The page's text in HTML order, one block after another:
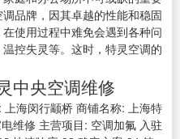
品牌，因其卓越的性能和稳固
使用过程中难免会遇到各种问
控失灵等。这时，特灵空调的
中央空调维修
海闵行颛桥 商铺名称: 上海特
维修 主营项目: 空调加氟 入驻